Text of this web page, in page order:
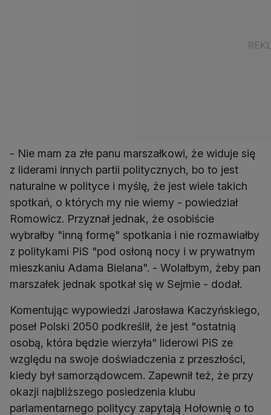
- Nie mam za złe panu marszałkowi, że widuje się
z liderami innych partii politycznych, bo to jest
naturalne w polityce i myślę, że jest wiele takich
spotkań, o których my nie wiemy - powiedział
Romowicz. Przyznał jednak, że osobiście
wybrałby "inną formę" spotkania i nie rozmawiałby
z politykami PiS "pod osłoną nocy i w prywatnym
mieszkaniu Adama Bielana". - Wolałbym, żeby pan
marszałek jednak spotkał się w Sejmie - dodał.
Komentując wypowiedzi Jarosława Kaczyńskiego,
poseł Polski 2050 podkreślił, że jest "ostatnią
osobą, która będzie wierzyła" liderowi PiS ze
względu na swoje doświadczenia z przeszłości,
kiedy był samorządowcem. Zapewnił też, że przy
okazji najbliższego posiedzenia klubu
parlamentarnego politycy zapytają Hołownię o to